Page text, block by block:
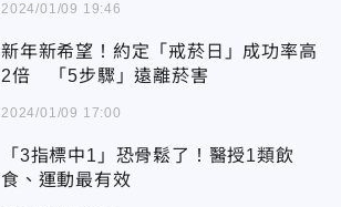
2024/01/09 19:46
新年新希望！約定「戒菸日」成功率高
2倍 「5步驟」遠離菸害
2024/01/09 17:00
「3指標中1」恐骨鬆了！醫授1類飲
食、運動最有效